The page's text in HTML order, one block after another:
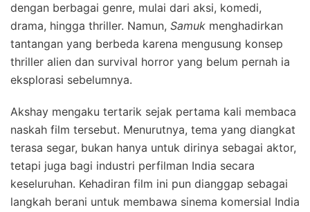
dengan berbagai genre, mulai dari aksi, komedi,
drama, hingga thriller. Namun, Samuk menghadirkan
tantangan yang berbeda karena mengusung konsep
thriller alien dan survival horror yang belum pernah ia
eksplorasi sebelumnya.
Akshay mengaku tertarik sejak pertama kali membaca
naskah film tersebut. Menurutnya, tema yang diangkat
terasa segar, bukan hanya untuk dirinya sebagai aktor,
tetapi juga bagi industri perfilman India secara
keseluruhan. Kehadiran film ini pun dianggap sebagai
langkah berani untuk membawa sinema komersial India